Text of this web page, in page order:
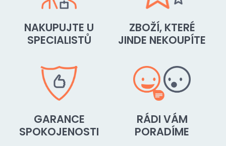
NAKUPUJTE U
SPECIALISTŮ
ZBOŽÍ, KTERÉ
JINDE NEKOUPÍTE
GARANCE
SPOKOJENOSTI
RÁDI VÁM
PORADÍME